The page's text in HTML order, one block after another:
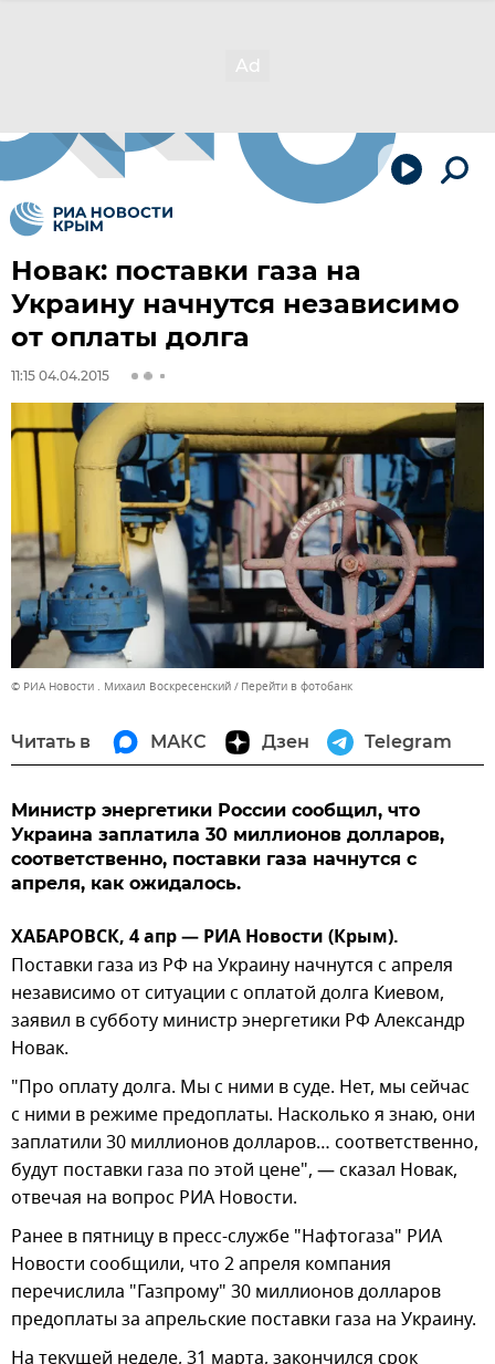
Новак: поставки газа на
Украину начнутся независимо
от оплаты долга
11:15 04.04.2015
© РИА Новости . Михаил Воскресенский Перейти в фотобанк
Читать в МАКС Дзен Telegram
Министр энергетики России сообщил, что
Украина заплатила 30 миллионов долларов,
соответственно, поставки газа начнутся с
апреля, как ожидалось.
ХАБАРОВСК, 4 апр — РИА Новости (Крым).
Поставки газа из РФ на Украину начнутся с апреля
независимо от ситуации с оплатой долга Киевом,
заявил в субботу министр энергетики РФ Александр
Новак.
"Про оплату долга. Мы с ними в суде. Нет, мы сейчас
с ними в режиме предоплаты. Насколько я знаю, они
заплатили 30 миллионов долларов… соответственно,
будут поставки газа по этой цене", — сказал Новак,
отвечая на вопрос РИА Новости.
Ранее в пятницу в пресс-службе "Нафтогаза" РИА
Новости сообщили, что 2 апреля компания
перечислила "Газпрому" 30 миллионов долларов
предоплаты за апрельские поставки газа на Украину.